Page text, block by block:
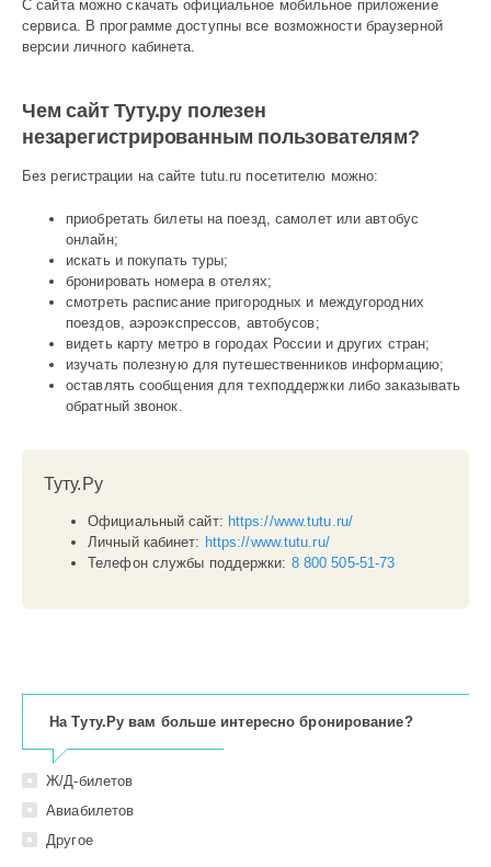
С сайта можно скачать официальное мобильное приложение
сервиса. В программе доступны все возможности браузерной
версии личного кабинета.
Чем сайт Туту.ру полезен
незарегистрированным пользователям?
Без регистрации на сайте tutu.ru посетителю можно:
приобретать билеты на поезд, самолет или автобус
онлайн;
искать и покупать туры;
бронировать номера в отелях;
смотреть расписание пригородных и междугородних
поездов, аэроэкспрессов, автобусов;
видеть карту метро в городах России и других стран;
изучать полезную для путешественников информацию;
оставлять сообщения для техподдержки либо заказывать
обратный звонок.
Туту.Ру
Официальный сайт: https://www.tutu.ru/
Личный кабинет: https://www.tutu.ru/
Телефон службы поддержки: 8 800 505-51-73
Т
На Туту.Ру вам больше интересно бронирование?
Ж/Д-билетов
Авиабилетов
Другое